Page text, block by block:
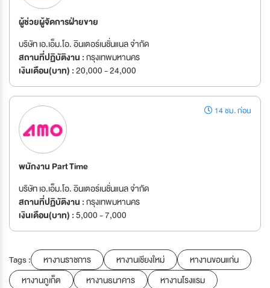
ผู้ช่วยผู้จัดการฝ่ายขาย
บริษัท เอ.เอ็ม.โอ. อินเตอร์เนชั่นแนล จำกัด
สถานที่ปฏิบัติงาน :กรุงเทพมหานคร
เงินเดือน(บาท) :20,000 - 24,000
14 ชม. ก่อน
พนักงาน Part Time
บริษัท เอ.เอ็ม.โอ. อินเตอร์เนชั่นแนล จำกัด
สถานที่ปฏิบัติงาน :กรุงเทพมหานคร
เงินเดือน(บาท) :5,000 - 7,000
Tags : หางานราชการ หางานเชียงใหม่
หางานขอนแก่น
หางานภูเก็ต
หางานธนาคาร หางานโรงแรม